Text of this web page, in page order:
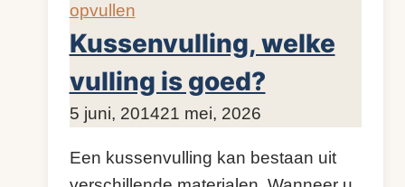
opvullen
Kussenvulling, welke
vulling is goed?
DoorKijkopMeubelen.nl
5 juni, 201421 mei, 2026
Een kussenvulling kan bestaan uit